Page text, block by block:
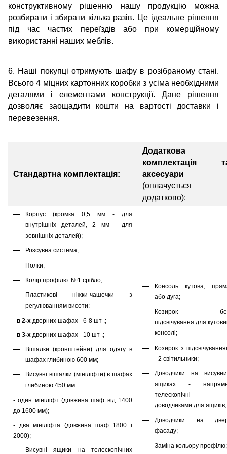
конструктивному рішенню нашу продукцію можна
розбирати і збирати кілька разів. Це ідеальне рішення
під час частих переїздів або при комерційному
використанні наших меблів.
6. Наші покупці отримують шафу в розібраному стані.
Всього 4 міцних картонних коробки з усіма необхідними
деталями і елементами конструкції. Дане рішення
дозволяє заощадити кошти на вартості доставки і
перевезення.
Стандартна комплектація:
Додаткова
комплектація
аксесуари
(оплачується
додатково):
Корпус (кромка 0,5 мм - для
внутрішніх деталей, 2 мм - для
зовнішніх деталей);
Розсувна система;
Полки;
Колір профілю: №1 срібло;
Пластикові ніжки-чашечки з
регулюванням висоти:
- в 2-х дверних шафах - 6-8 шт .;
- в 3-х дверних шафах - 10 шт .;
Вішалки (кронштейни) для одягу в
шафах глибиною 600 мм;
Висувні вішалки (мініліфти) в шафах
глибиною 450 мм:
- один мініліфт (довжина шаф від 1400
до 1600 мм);
- два мініліфта (довжина шаф 1800 і
2000);
Висувні ящики на телескопічних
Консоль кутова,
або дуга;
Козирок
підсвічування для
консолі;
Козирок з
- 2 світильники;
Доводчики на
ящиках -
телескопічні
доводчиками для ящиків;
Доводчики на
фасаду;
Заміна кольору профілю;